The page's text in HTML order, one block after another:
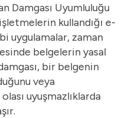
Damgası Uyumluluğu
kullandığı e-
uygulamalar, zaman
belgelerin yasal
bir belgenin
veya
uyuşmazlıklarda